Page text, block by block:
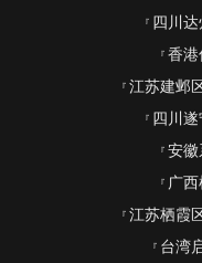
四川
香港
江苏建邺
四川
安徽
广西
江苏栖霞
台湾